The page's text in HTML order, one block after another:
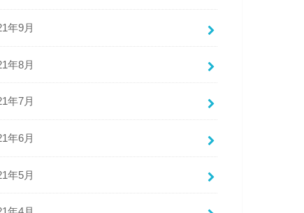
年9月
年8月
年7月
年6月
年5月